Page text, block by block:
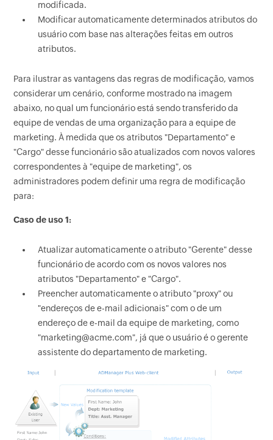
modificada.
Modificar automaticamente determinados atributos do
usuário com base nas alterações feitas em outros
atributos.
Para ilustrar as vantagens das regras de modificação, vamos
considerar um cenário, conforme mostrado na imagem
abaixo, no qual um funcionário está sendo transferido da
equipe de vendas de uma organização para a equipe de
marketing. À medida que os atributos "Departamento" e
"Cargo" desse funcionário são atualizados com novos valores
correspondentes à "equipe de marketing", os
administradores podem definir uma regra de modificação
para:
Caso de uso 1:
Atualizar automaticamente o atributo "Gerente" desse
funcionário de acordo com os novos valores nos
atributos "Departamento" e "Cargo".
Preencher automaticamente o atributo "proxy" ou
"endereços de e-mail adicionais" com o de um
endereço de e-mail da equipe de marketing, como
"marketing@acme.com", já que o usuário é o gerente
assistente do departamento de marketing.